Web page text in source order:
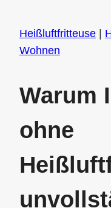
Heißluftfritteuse
Wohnen
Warum
ohne